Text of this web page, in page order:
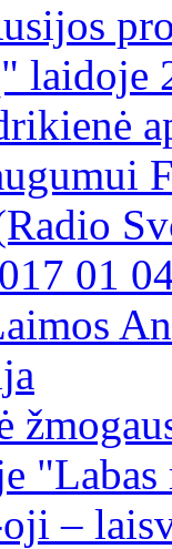
laidoje
01
–